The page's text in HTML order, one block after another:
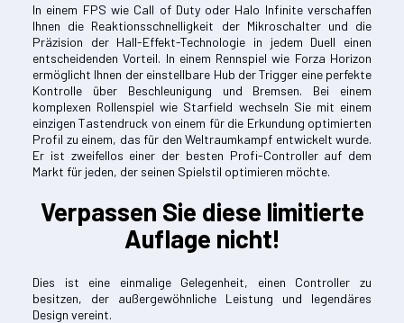
In einem FPS wie Call of Duty oder Halo Infinite verschaffen
Ihnen die Reaktionsschnelligkeit der Mikroschalter und die
Präzision der Hall-Effekt-Technologie in jedem Duell einen
entscheidenden Vorteil. In einem Rennspiel wie Forza Horizon
ermöglicht Ihnen der einstellbare Hub der Trigger eine perfekte
Kontrolle über Beschleunigung und Bremsen. Bei einem
komplexen Rollenspiel wie Starfield wechseln Sie mit einem
einzigen Tastendruck von einem für die Erkundung optimierten
Profil zu einem, das für den Weltraumkampf entwickelt wurde.
Er ist zweifellos einer der besten Profi-Controller auf dem
Markt für jeden, der seinen Spielstil optimieren möchte.
Verpassen Sie diese limitierte
Auflage nicht!
Dies ist eine einmalige Gelegenheit, einen Controller zu
besitzen, der außergewöhnliche Leistung und legendäres
Design vereint.